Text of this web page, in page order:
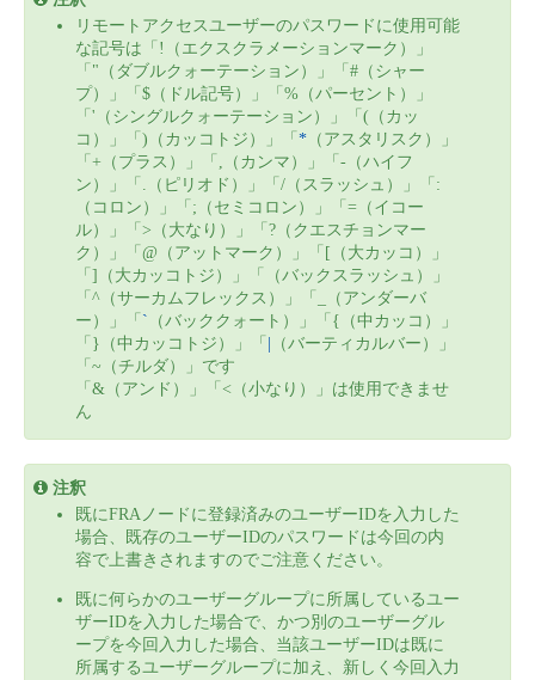
リモートアクセスユーザーのパスワードに使用可能
な記号は「!（エクスクラメーションマーク）」
「"（ダブルクォーテーション）」「#（シャー
プ）」「$（ドル記号）」「%（パーセント）」
「'（シングルクォーテーション）」「(（カッ
コ）」「)（カッコトジ）」「 * （アスタリスク）」
「+（プラス）」「,（カンマ）」「-（ハイフ
ン）」「.（ピリオド）」「/（スラッシュ）」「:
（コロン）」「;（セミコロン）」「=（イコー
ル）」「>（大なり）」「?（クエスチョンマー
ク）」「@（アットマーク）」「[（大カッコ）」
「]（大カッコトジ）」「（バックスラッシュ）」
「^（サーカムフレックス）」「_（アンダーバ
ー）」「 ` （バッククォート）」「{（中カッコ）」
「}（中カッコトジ）」「
（バーティカルバー）」
「~（チルダ）」です
「&（アンド）」「<（小なり）」は使用できませ
ん
注釈
既にFRAノードに登録済みのユーザーIDを入力した
場合、既存のユーザーIDのパスワードは今回の内
容で上書きされますのでご注意ください。
既に何らかのユーザーグループに所属しているユー
ザーIDを入力した場合で、かつ別のユーザーグル
ープを今回入力した場合、当該ユーザーIDは既に
所属するユーザーグループに加え、新しく今回入力